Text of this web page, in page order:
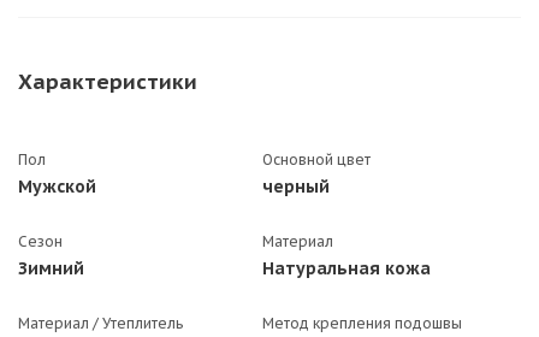
Характеристики
Пол
Мужской
Основной цвет
черный
Сезон
Зимний
Материал
Натуральная кожа
Материал / Утеплитель Метод крепления подошвы